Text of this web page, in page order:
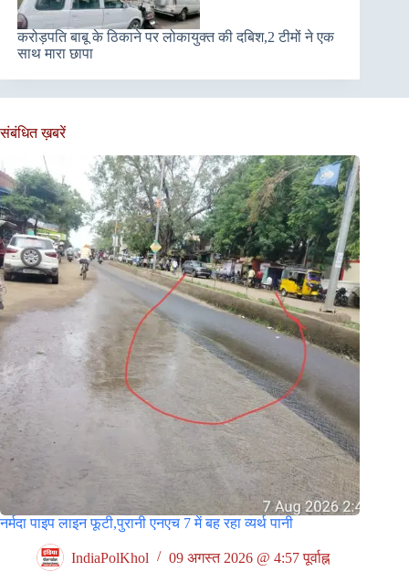
करोड़पति बाबू के ठिकाने पर लोकायुक्त की दबिश,2 टीमों ने एक
साथ मारा छापा
संबंधित ख़बरें
नर्मदा पाइप लाइन फूटी,पुरानी एनएच 7 में बह रहा व्यर्थ पानी
IndiaPolKhol 09 अगस्त 2026 @ 4:57 पूर्वाह्न